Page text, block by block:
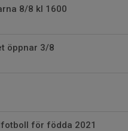
8/8 kl 1600
öppnar 3/8
för födda 2021